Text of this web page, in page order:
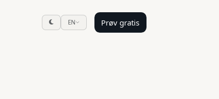
EN Prøv gratis